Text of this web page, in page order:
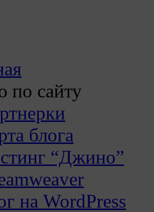
сайту
блога
“Джино”
на WordPress